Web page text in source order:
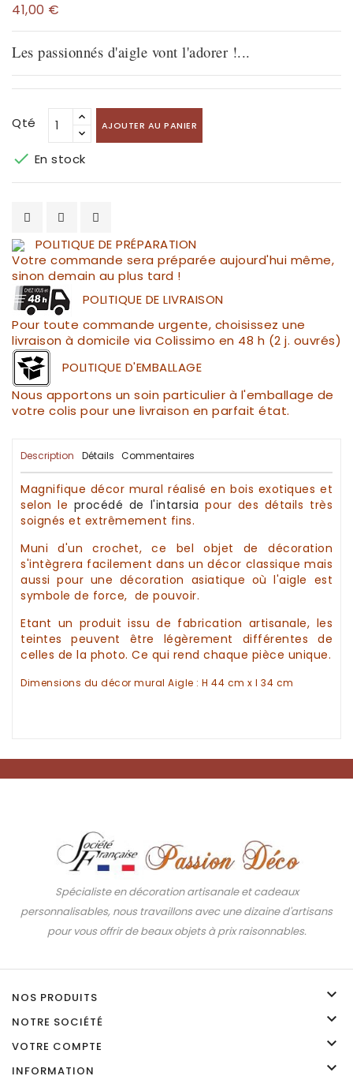
41,00 €
Les passionnés d'aigle vont l'adorer !...
Qté AJOUTER AU PANIER
 En stock
POLITIQUE DE PRÉPARATION
Votre commande sera préparée aujourd'hui même,
sinon demain au plus tard !
POLITIQUE DE LIVRAISON
Pour toute commande urgente, choisissez une
livraison à domicile via Colissimo en 48 h (2 j. ouvrés)
POLITIQUE D'EMBALLAGE
Nous apportons un soin particulier à l'emballage de
votre colis pour une livraison en parfait état.
Description Détails Commentaires
Magnifique décor mural réalisé en bois exotiqueset
selon le procédé de l'intarsia pour des détails très
soignés et extrêmement fins.
Muni d'un crochet, ce bel objet de décoration
s'intègrera facilement dans undécor classique mais
aussi pour une décoration asiatique où l'aigle est
symbole de force, de pouvoir.
Etant un produit issu de fabrication artisanale, les
teintes peuvent être légèrement différentes de
celles de la photo. Ce qui rend chaque pièce unique.
Dimensions du décor mural Aigle : H 44 cm x l 34 cm
Spécialiste en décoration artisanale et cadeaux
personnalisables, nous travaillons avec une dizaine d'artisans
pour vous offrir de beaux objets à prix raisonnables.
NOS PRODUITS 
NOTRE SOCIÉTÉ 
VOTRE COMPTE 
INFORMATION 